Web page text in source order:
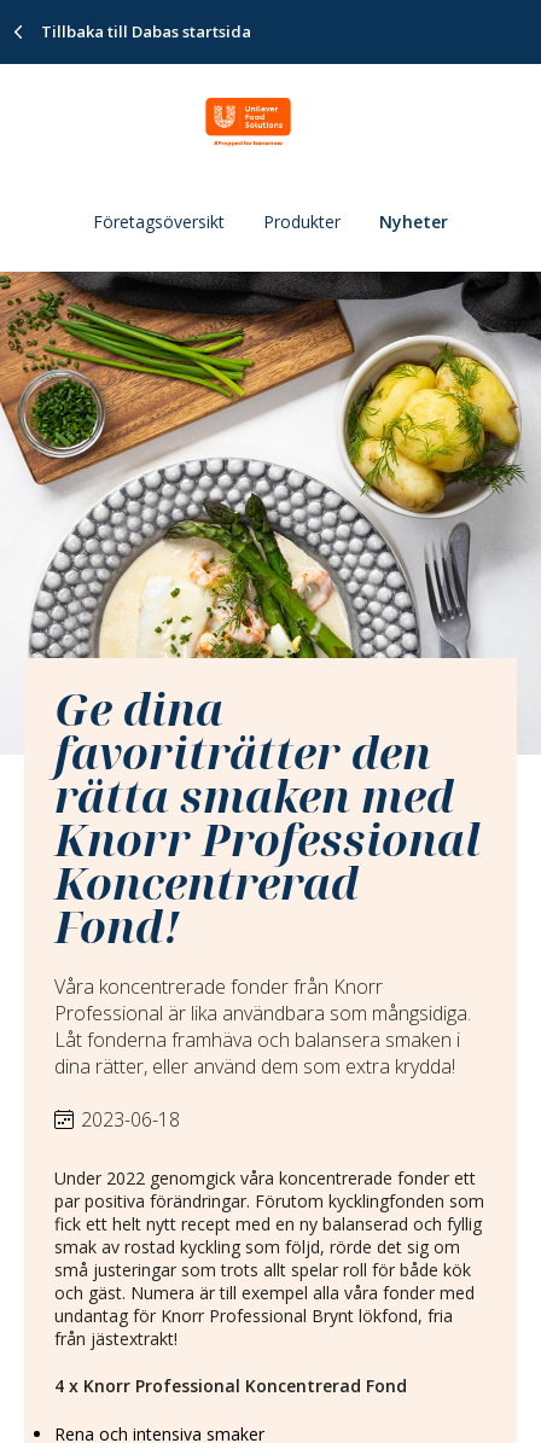
Tillbaka till Dabas startsida
Företagsöversikt Produkter Nyheter
Ge dina
favoriträtter den
rätta smaken med
Knorr Professional
Koncentrerad
Fond!
Våra koncentrerade fonder från Knorr
Professional är lika användbara som mångsidiga.
Låt fonderna framhäva och balansera smaken i
dina rätter, eller använd dem som extra krydda!
2023-06-18
Under 2022 genomgick våra koncentrerade fonder ett
par positiva förändringar. Förutom kycklingfonden som
fick ett helt nytt recept med en ny balanserad och fyllig
smak av rostad kyckling som följd, rörde det sig om
små justeringar som trots allt spelar roll för både kök
och gäst. Numera är till exempel alla våra fonder med
undantag för Knorr Professional Brynt lökfond, fria
från jästextrakt!
4 x Knorr Professional Koncentrerad Fond
Rena och intensiva smaker